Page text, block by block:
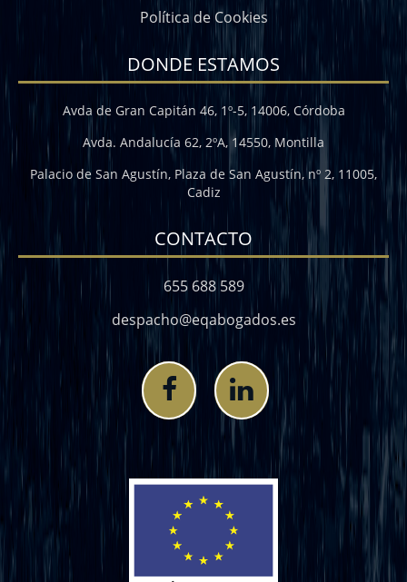
Política de Cookies
DONDE ESTAMOS
Avda de Gran Capitán 46, 1º-5, 14006, Córdoba
Avda. Andalucía 62, 2ºA, 14550, Montilla
Palacio de San Agustín, Plaza de San Agustín, nº 2, 11005,
Cadiz
CONTACTO
655 688 589
despacho@eqabogados.es